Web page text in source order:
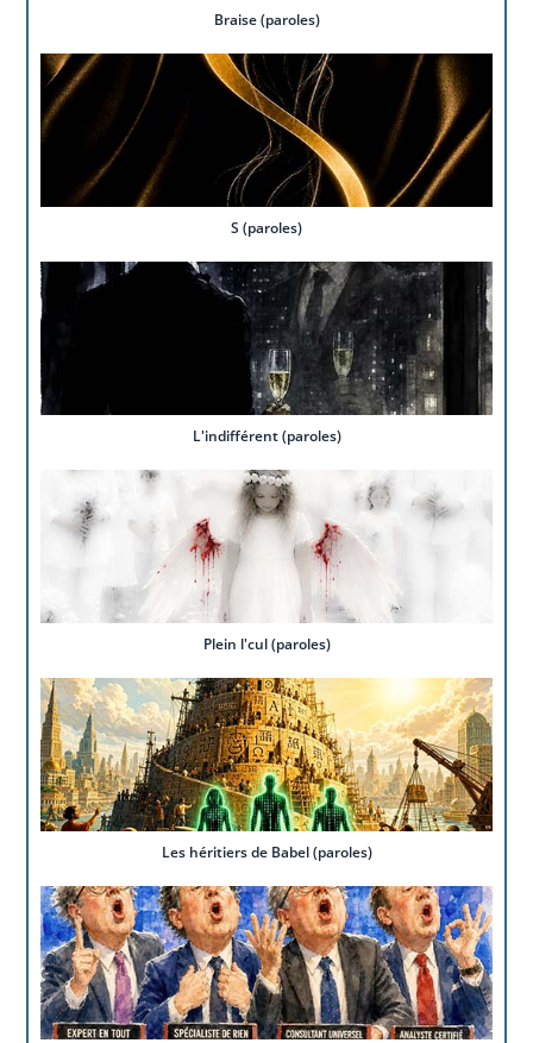
Braise (paroles)
S (paroles)
L'indifférent (paroles)
Plein l'cul (paroles)
Les héritiers de Babel (paroles)